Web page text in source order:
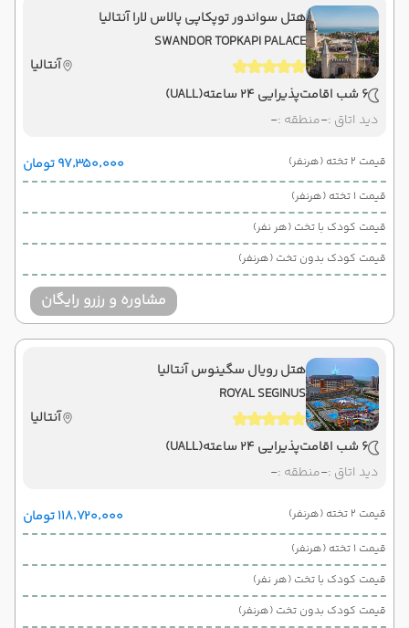
هتل سواندور توپکاپی پالاس لارا آنتالیا
SWANDOR TOPKAPI PALACE
آنتالیا
6 شب اقامت
پذیرایی 24 ساعته
(UALL)
دید اتاق :-منطقه :-
قیمت 2 تخته (هرنفر) ۹۷٬۳۵۰٬۰۰۰ تومان
قیمت 1 تخته (هرنفر)
قیمت کودک با تخت (هر نفر)
قیمت کودک بدون تخت (هرنفر)
مشاوره و رزرو رایگان
هتل رویال سگینوس آنتالیا
ROYAL SEGINUS
آنتالیا
6 شب اقامت
پذیرایی 24 ساعته
(UALL)
دید اتاق :-منطقه :-
قیمت 2 تخته (هرنفر) ۱۱۸٬۷۲۰٬۰۰۰ تومان
قیمت 1 تخته (هرنفر)
قیمت کودک با تخت (هر نفر)
قیمت کودک بدون تخت (هرنفر)